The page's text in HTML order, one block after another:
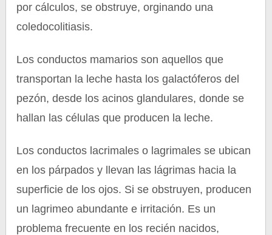
por cálculos, se obstruye, orginando una
coledocolitiasis.
Los conductos mamarios son aquellos que
transportan la leche hasta los galactóferos del
pezón, desde los acinos glandulares, donde se
hallan las células que producen la leche.
Los conductos lacrimales o lagrimales se ubican
en los párpados y llevan las lágrimas hacia la
superficie de los ojos. Si se obstruyen, producen
un lagrimeo abundante e irritación. Es un
problema frecuente en los recién nacidos,